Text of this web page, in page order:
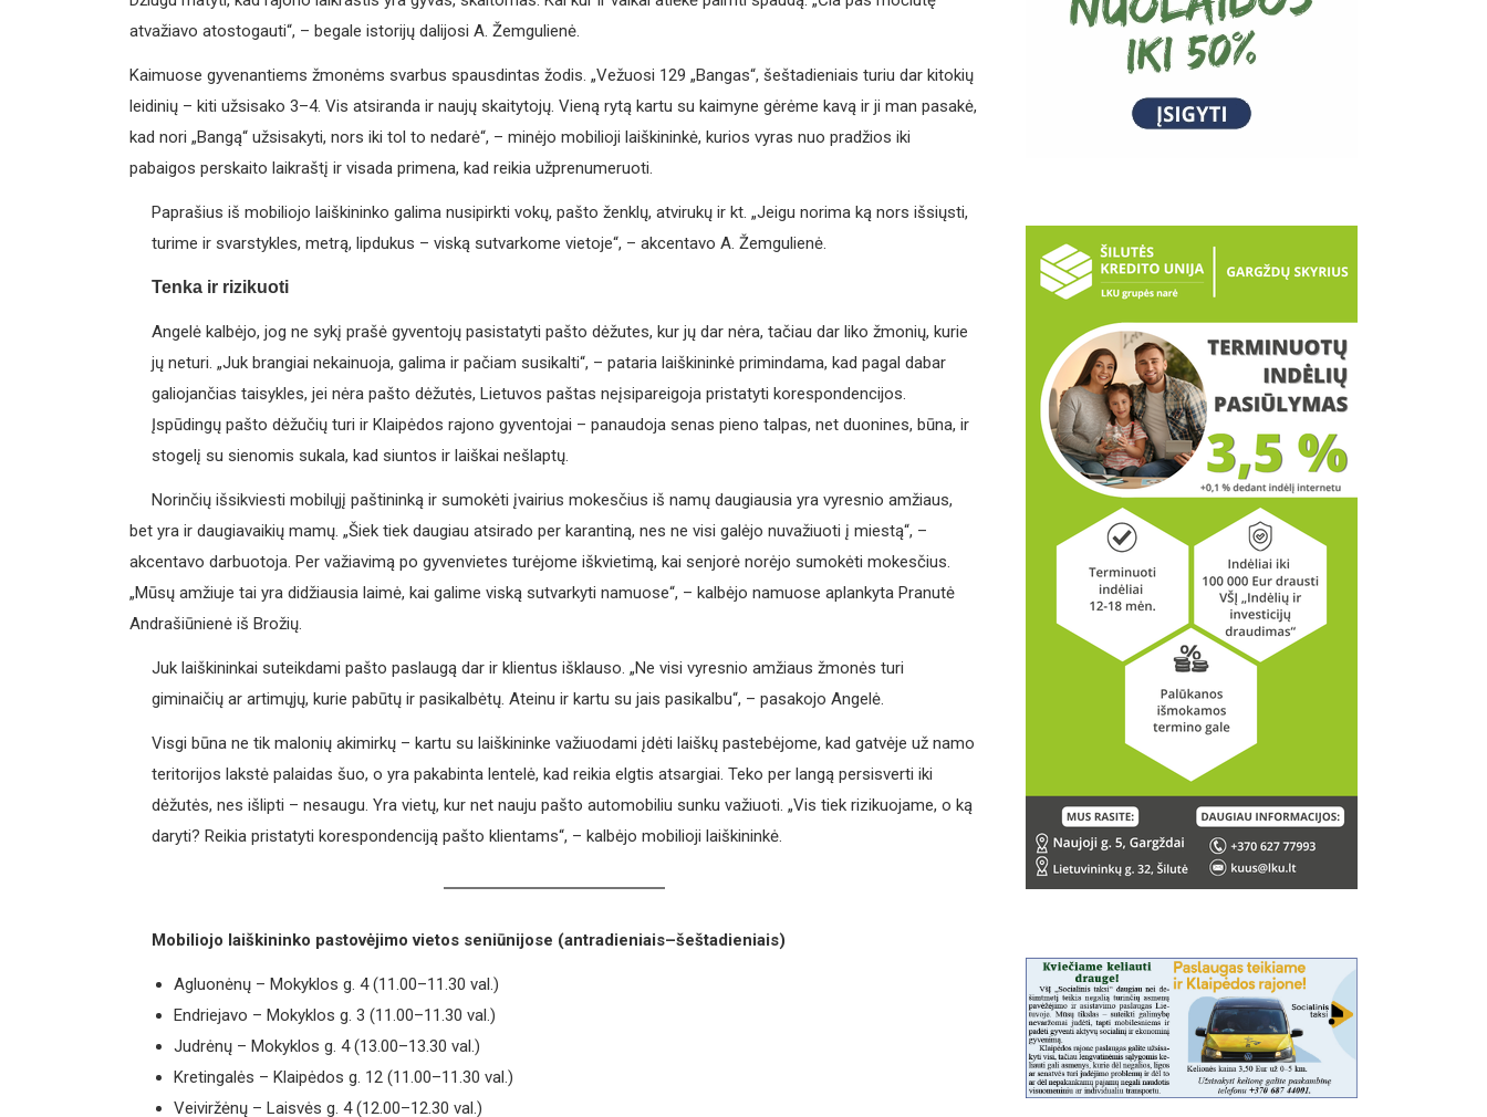
atvažiavo atostogauti“, – begale istorijų dalijosi A. Žemgulienė.
Kaimuose gyvenantiems žmonėms svarbus spausdintas žodis. „Vežuosi 129 „Bangas“, šeštadieniais turiu dar kitokių
leidinių – kiti užsisako 3–4. Vis atsiranda ir naujų skaitytojų. Vieną rytą kartu su kaimyne gėrėme kavą ir ji man pasakė,
kad nori „Bangą“ užsisakyti, nors iki tol to nedarė“, – minėjo mobilioji laiškininkė, kurios vyras nuo pradžios iki
pabaigos perskaito laikraštį ir visada primena, kad reikia užprenumeruoti.
Paprašius iš mobiliojo laiškininko galima nusipirkti vokų, pašto ženklų, atvirukų ir kt. „Jeigu norima ką nors išsiųsti,
turime ir svarstykles, metrą, lipdukus – viską sutvarkome vietoje“, – akcentavo A. Žemgulienė.
Tenka ir rizikuoti
Angelė kalbėjo, jog ne sykį prašė gyventojų pasistatyti pašto dėžutes, kur jų dar nėra, tačiau dar liko žmonių, kurie
jų neturi. „Juk brangiai nekainuoja, galima ir pačiam susikalti“, – pataria laiškininkė primindama, kad pagal dabar
galiojančias taisykles, jei nėra pašto dėžutės, Lietuvos paštas neįsipareigoja pristatyti korespondencijos.
Įspūdingų pašto dėžučių turi ir Klaipėdos rajono gyventojai – panaudoja senas pieno talpas, net duonines, būna, ir
stogelį su sienomis sukala, kad siuntos ir laiškai nešlaptų.
Norinčių išsikviesti mobilųjį paštininką ir sumokėti įvairius mokesčius iš namų daugiausia yra vyresnio amžiaus,
bet yra ir daugiavaikių mamų. „Šiek tiek daugiau atsirado per karantiną, nes ne visi galėjo nuvažiuoti į miestą“, –
akcentavo darbuotoja. Per važiavimą po gyvenvietes turėjome iškvietimą, kai senjorė norėjo sumokėti mokesčius.
„Mūsų amžiuje tai yra didžiausia laimė, kai galime viską sutvarkyti namuose“, – kalbėjo namuose aplankyta Pranutė
Andrašiūnienė iš Brožių.
Juk laiškininkai suteikdami pašto paslaugą dar ir klientus išklauso. „Ne visi vyresnio amžiaus žmonės turi
giminaičių ar artimųjų, kurie pabūtų ir pasikalbėtų. Ateinu ir kartu su jais pasikalbu“, – pasakojo Angelė.
Visgi būna ne tik malonių akimirkų – kartu su laiškininke važiuodami įdėti laiškų pastebėjome, kad gatvėje už namo
teritorijos lakstė palaidas šuo, o yra pakabinta lentelė, kad reikia elgtis atsargiai. Teko per langą persisverti iki
dėžutės, nes išlipti – nesaugu. Yra vietų, kur net nauju pašto automobiliu sunku važiuoti. „Vis tiek rizikuojame, o ką
daryti? Reikia pristatyti korespondenciją pašto klientams“, – kalbėjo mobilioji laiškininkė.
Mobiliojo laiškininko pastovėjimo vietos seniūnijose (antradieniais–šeštadieniais)
Agluonėnų – Mokyklos g. 4 (11.00–11.30 val.)
Endriejavo – Mokyklos g. 3 (11.00–11.30 val.)
Judrėnų – Mokyklos g. 4 (13.00–13.30 val.)
Kretingalės – Klaipėdos g. 12 (11.00–11.30 val.)
Veiviržėnų – Laisvės g. 4 (12.00–12.30 val.)